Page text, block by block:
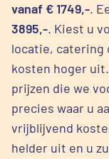
vanaf € 1749,-.
3895,-. Kiest u
locatie, catering
kosten hoger
prijzen die we
precies waar u
vrijblijvend
helder uit en u